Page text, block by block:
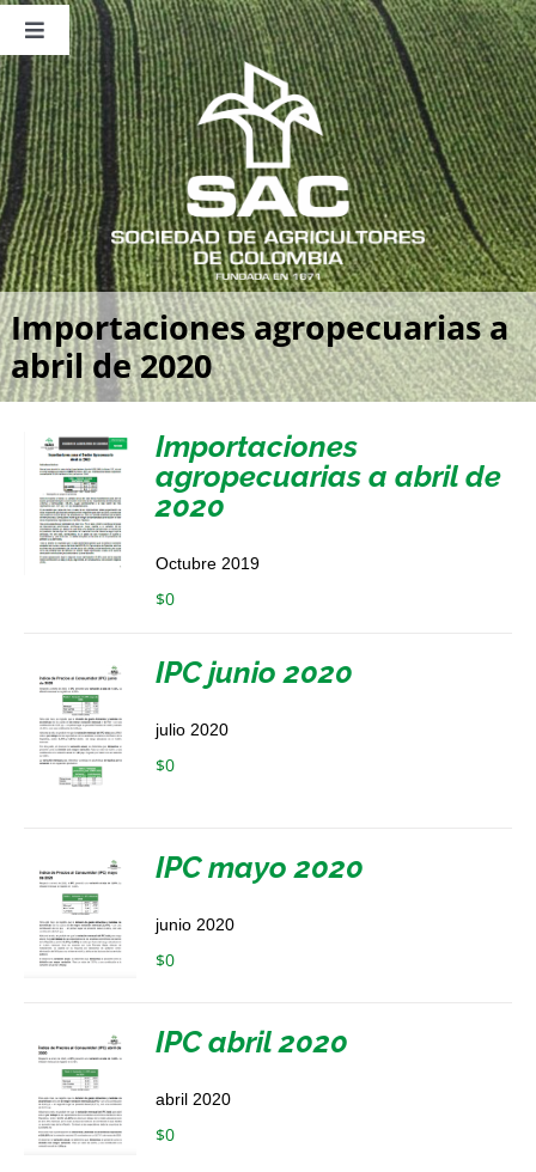
Saltar
contenido
Toggle
Navigation
Nosotros
Publicaciones
Sala de Prensa
Eventos
Importaciones agropecuarias a
abril de 2020
Importaciones
agropecuarias a abril de
2020
Octubre 2019
$0
IPC junio 2020
julio 2020
$0
IPC mayo 2020
junio 2020
$0
IPC abril 2020
abril 2020
$0